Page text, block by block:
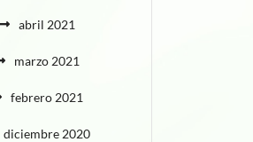
abril 2021
marzo 2021
febrero 2021
diciembre 2020